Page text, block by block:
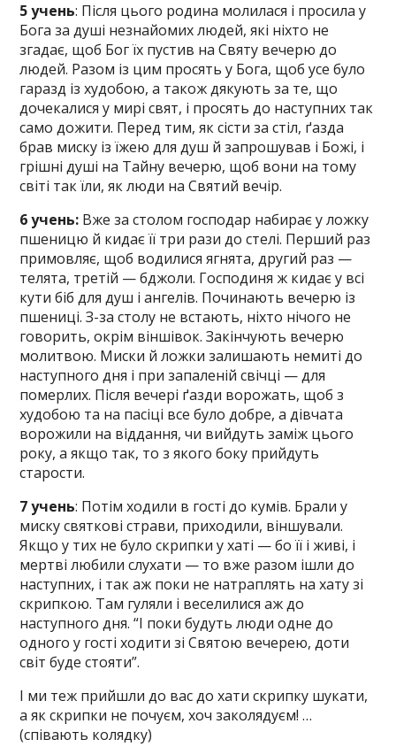
5 учень: Після цього родина молилася і просила у
Бога за душі незнайомих людей, які ніхто не
згадає, щоб Бог їх пустив на Святу вечерю до
людей. Разом із цим просять у Бога, щоб усе було
гаразд із худобою, а також дякують за те, що
дочекалися у мирі свят, і просять до наступних так
само дожити. Перед тим, як сісти за стіл, ґазда
брав миску із їжею для душ й запрошував і Божі, і
грішні душі на Тайну вечерю, щоб вони на тому
світі так їли, як люди на Святий вечір.
6 учень: Вже за столом господар набирає у ложку
пшеницю й кидає її три рази до стелі. Перший раз
примовляє, щоб водилися ягнята, другий раз —
телята, третій — бджоли. Господиня ж кидає у всі
кути біб для душ і ангелів. Починають вечерю із
пшениці. З-за столу не встають, ніхто нічого не
говорить, окрім віншівок. Закінчують вечерю
молитвою. Миски й ложки залишають немиті до
наступного дня і при запаленій свічці — для
померлих. Після вечері ґазди ворожать, щоб з
худобою та на пасіці все було добре, а дівчата
ворожили на віддання, чи вийдуть заміж цього
року, а якщо так, то з якого боку прийдуть
старости.
7 учень: Потім ходили в гості до кумів. Брали у
миску святкові страви, приходили, віншували.
Якщо у тих не було скрипки у хаті — бо її і живі, і
мертві любили слухати — то вже разом ішли до
наступних, і так аж поки не натраплять на хату зі
скрипкою. Там гуляли і веселилися аж до
наступного дня. “І поки будуть люди одне до
одного у гості ходити зі Святою вечерею, доти
світ буде стояти”.
І ми теж прийшли до вас до хати скрипку шукати,
а як скрипки не почуєм, хоч заколядуєм! …
(співають колядку)